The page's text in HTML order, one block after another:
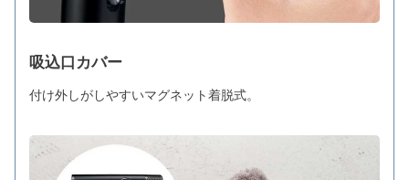
吸込口カバー
付け外しがしやすいマグネット着脱式。